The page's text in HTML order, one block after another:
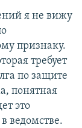
я не вижу
признаку.
требует
по защите
понятная
это
ведомстве.